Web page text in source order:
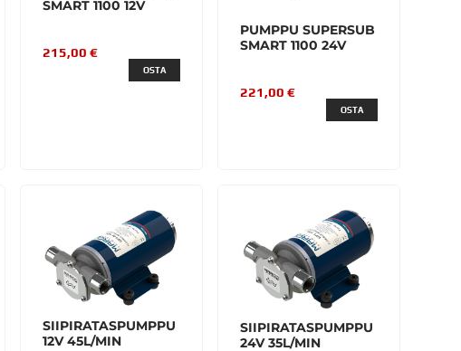
SMART 1100 12V
215,00 €
OSTA
PUMPPU SUPERSUB
SMART 1100 24V
221,00 €
OSTA
SIIPIRATASPUMPPU
12V 45L/MIN
SIIPIRATASPUMPPU
24V 35L/MIN